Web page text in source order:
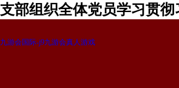
支部组织全体党员学习贯
九游会国际-j9九游会真人游戏